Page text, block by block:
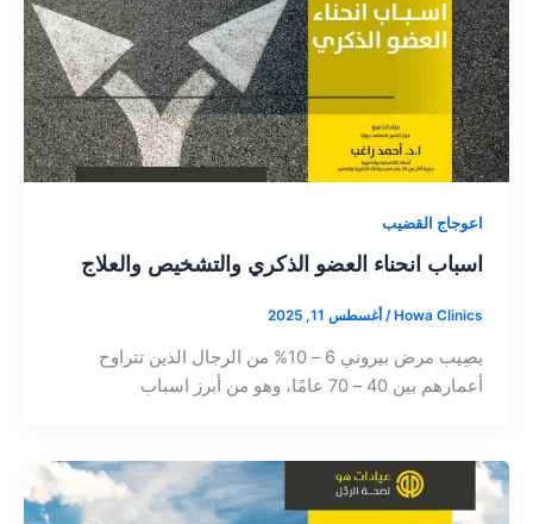
اعوجاج القضيب
اسباب انحناء العضو الذكري والتشخيص والعلاج
Howa Clinics
/ أغسطس 11, 2025
يصِيب مرض بيروني 6 – 10% من الرجال الذين تتراوح
أعمارهم بين 40 – 70 عامًا، وهو من أبرز اسباب